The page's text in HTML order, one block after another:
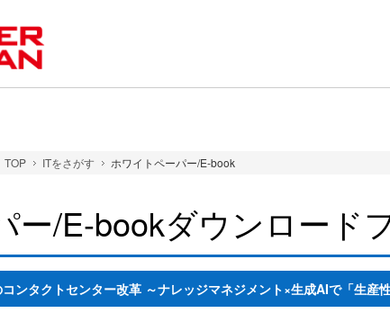
TOP ITをさがす ホワイトペーパー/E-book
ー/E-bookダウンロード
コンタクトセンター改革 ～ナレッジマネジメント×生成AIで「生